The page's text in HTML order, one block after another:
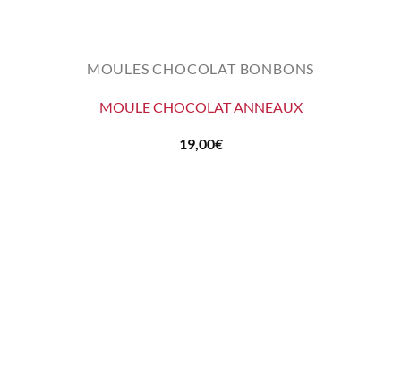
MOULES CHOCOLAT BONBONS
MOULE CHOCOLAT ANNEAUX
19,00€